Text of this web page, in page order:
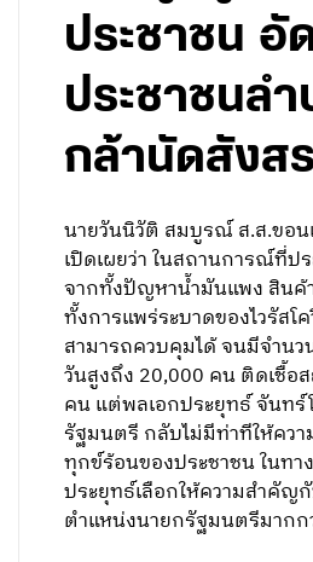
ประชาชน อั
ประชาชนล
กล้านัดสังส
นายวันนิวัติ สมบูรณ์ ส.ส.ขอ
เปิดเผยว่า ในสถานการณ์ที่
จากทั้งปัญหาน้ำมันแพง สินค้
ทั้งการแพร่ระบาดของไวรัสโ
สามารถควบคุมได้ จนมีจำน
วันสูงถึง 20,000 คน ติดเชื้อ
คน แต่พลเอกประยุทธ์ จันทร์
รัฐมนตรี กลับไม่มีท่าทีให้คว
ทุกข์ร้อนของประชาชน ในท
ประยุทธ์เลือกให้ความสำคัญ
ตำแหน่งนายกรัฐมนตรีมากก